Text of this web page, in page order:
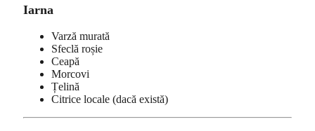
Iarna
Varză murată
Sfeclă roșie
Ceapă
Morcovi
Țelină
Citrice locale (dacă există)